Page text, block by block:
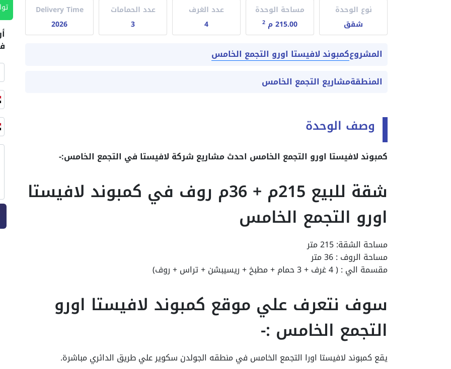
نوع الوحدة
شقق
مساحة الوحدة
215.00 م
2
عدد الغرف
4
عدد الحمامات
3
Delivery Time
2026
المشروعكمبوند لافيستا اورو التجمع الخامس
المنطقةمشاريع التجمع الخامس
وصف الوحدة
كمبوند لافيستا اورو التجمع الخامس احدث مشاريع شركة لافيستا في التجمع الخامس:-
شقة للبيع 215م + 36م روف في كمبوند لافيستا
اورو التجمع الخامس
مساحة الشقة: 215 متر
مساحة الروف : 36 متر
مقسمة الي : ( 4 غرف + 3 حمام + مطبخ + ريسيبشن + تراس + روف)
سوف نتعرف علي موقع كمبوند لافيستا اورو
التجمع الخامس :-
يقع كمبوند لافيستا اورا التجمع الخامس في منطقه الجولدن سكوير علي طريق الدائري مباشرة.